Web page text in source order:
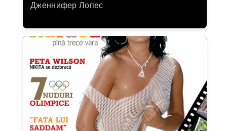
Дженнифер Лопес